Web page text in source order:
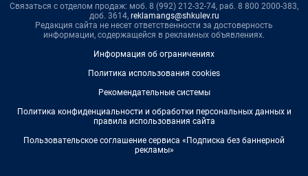
Связаться с отделом продаж: моб. 8 (992) 212-32-74, раб. 8 800 2000-383,
доб. 3614, reklamangs@shkulev.ru
Редакция сайта не несет ответственности за достоверность
информации, содержащейся в рекламных объявлениях.
Информация об ограничениях
Политика использования cookies
Рекомендательные системы
Политика конфиденциальности и обработки персональных данных и
правила использования сайта
Пользовательское соглашение сервиса «Подписка без баннерной
рекламы»